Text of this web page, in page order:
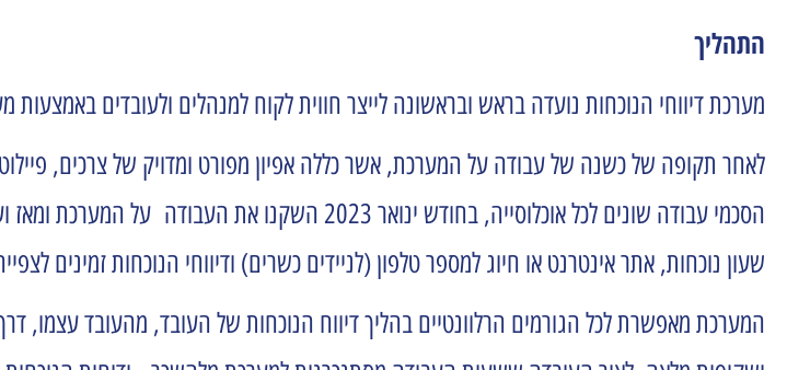
התהליך
מערכת דיווחי הנוכחות נועדה בראש ובראשונה לייצר חווית לקוח למנהלים ולעובדים
לאחר תקופה של כשנה של עבודה על המערכת, אשר כללה אפיון מפורט ומדויק של צרכים,
שעון נוכחות, אתר אינטרנט או חיוג למספר טלפון (לניידים כשרים) ודיווחי הנוכחות זמינים
המערכת מאפשרת לכל הגורמים הרלוונטיים בהליך דיווח הנוכחות של העובד, מהעובד